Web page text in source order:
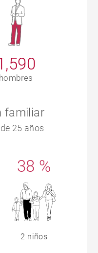
hombres
familiar
25 años
38 %
2 niños